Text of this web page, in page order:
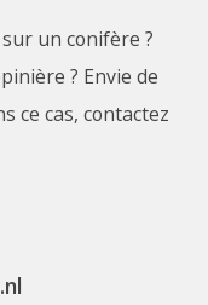
un conifère ?
? Envie de
ce cas, contactez